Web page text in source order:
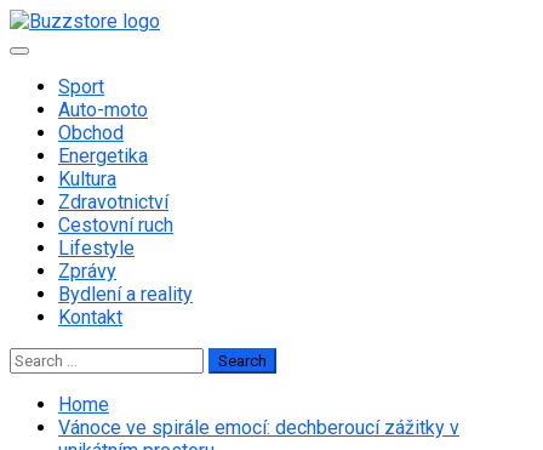
Skip
to
Primary
Sport
Auto-moto
Obchod
Energetika
Kultura
Zdravotnictví
Cestovní ruch
Lifestyle
Zprávy
Bydlení a reality
Kontakt
Search
for:
Home
Vánoce ve spirále emocí: dechberoucí zážitky v